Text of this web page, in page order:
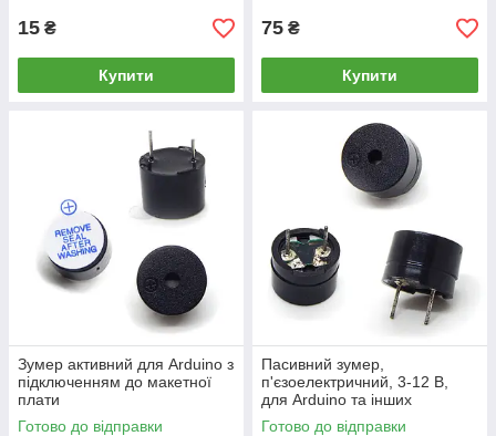
15 ₴
Купити
75 ₴
Купити
Зумер активний для Arduino з
підключенням до макетної
плати
Готово до відправки
Пасивний зумер,
п'єзоелектричний, 3-12 В,
для Arduino та інших
мікроконтролерів
Готово до відправки